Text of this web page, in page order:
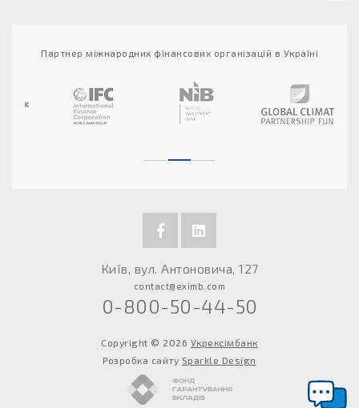
Партнер міжнародних фінансових організацій в Україні
Київ, вул. Антоновича, 127
contact@eximb.com
0-800-50-44-50
Copyright © 2026 Укрексімбанк
Розробка сайту Sparkle Design